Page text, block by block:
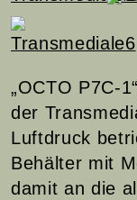
„OCTO P7C-
der
Luftdruck
Behälter mit
damit an die